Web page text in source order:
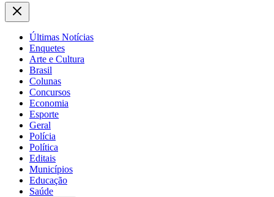
Últimas Notícias
Enquetes
Arte e Cultura
Brasil
Colunas
Concursos
Economia
Esporte
Geral
Polícia
Política
Editais
Municípios
Educação
Saúde